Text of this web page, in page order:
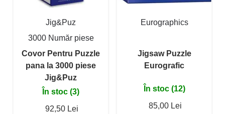
Jig&Puz
3000 Număr piese
Covor Pentru Puzzle
pana la 3000 piese
Jig&Puz
În stoc (3)
92,50 Lei
Eurographics
Jigsaw Puzzle
Eurografic
În stoc (12)
85,00 Lei